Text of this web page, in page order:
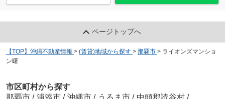
ページトップへ
【TOP】沖縄不動産情報 > (賃貸)地域から探す > 那覇市 > ライオンズマンショ
ン曙
市区町村から探す
那覇市 / 浦添市 / 沖縄市 / うるま市 / 中頭郡読谷村 /